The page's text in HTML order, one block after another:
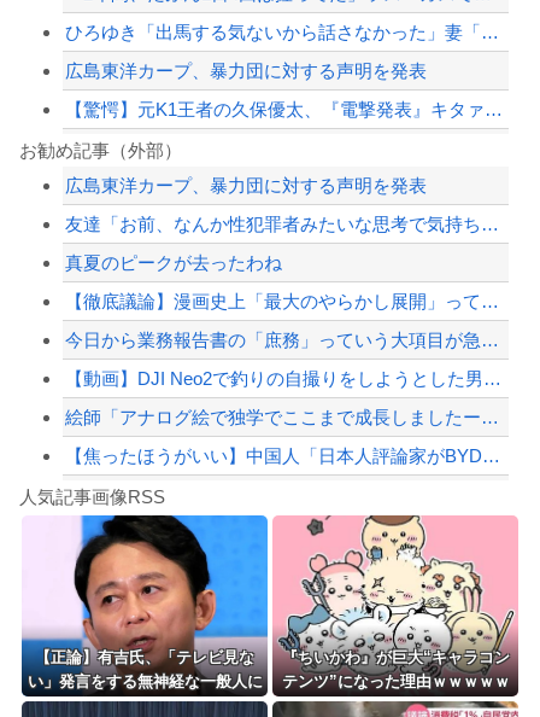
ひろゆき「出馬する気ないから話さなかった」妻「それでも不誠実だろ」→離婚協議へｗ...
広島東洋カープ、暴力団に対する声明を発表
【驚愕】元K1王者の久保優太、『電撃発表』キタァアアアアアーーーーーー！！
PTA会長「PTA参加拒否した親へ最終警告。こうなってもいい？」
【朗報】『8番出口』金ローで地上波初放送ｗｗｗ
【配信者】「金バエ」のSNS更新が1週間途絶え、様々な憶測が飛び交う。1週間ぶり...
【緊急速報】NYで警官が黒人男性の首を絞め、暴動第二波不可避へ
Powered by livedoor 相互RSS
お勧め記事（外部）
広島東洋カープ、暴力団に対する声明を発表
友達「お前、なんか性犯罪者みたいな思考で気持ち悪いな」言われたわ
真夏のピークが去ったわね
【徹底議論】漫画史上「最大のやらかし展開」って結局なんだと思う？
今日から業務報告書の「庶務」っていう大項目が急に廃止されたんだけど意味不明すぎる
【動画】DJI Neo2で釣りの自撮りをしようとした男の悲劇（ノ∇`）
絵師「アナログ絵で独学でここまで成長しましたー！」→AIイラストだろと批判殺到→...
【焦ったほうがいい】中国人「日本人評論家がBYDのラッコの装備を褒めてるけど中国...
しんのすけ「ギアスを手に入れたゾ」
8/4のニュース
日本旅行キャンセルすべきか…1万年ぶり史上最大級の火山の兆し＝韓国の反応
更新中止のお知らせ
海外「おめでとうタキ！」リヴァプール南野がバースデーゴール！！
人気記事画像RSS
【正論】有吉氏、「テレビ見な
い」発言をする無神経な一般人に
憤慨ｗｗｗｗｗｗｗ
『ちいかわ』が巨大“キャラコン
テンツ”になった理由ｗｗｗｗｗ
ｗｗｗｗｗｗ